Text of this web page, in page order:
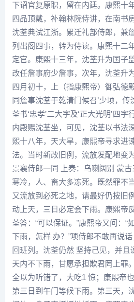
下诏官复原职，留在内廷。康熙十
四品顶戴，补翰林院侍讲，在南书
沈荃典试江浙。累迁礼部侍郎，兼
列出阁四事，转为侍读。康熙十二
定官。康熙十三年，沈荃升为国子
改任詹事府少詹事，次年，沈荃升
四月初十，上（指康熙帝）御弘德
同詹事沈荃于乾清门候召’少顷，
荃书‘忠孝’二大字及‘正大光明’四字
内殿赐沈荃坐，可见，沈荃以书法
熙十八年，天大旱，康熙帝寻求进
法。当时新改旧例，流放发配地变
景襄侍郎一同 上奏：乌喇阔别 蒙
寒冷，人、畜大多冻死。既然罪不
又流放到必死之地，请最好仍按旧
动上天，三日必定会下雨。康熙帝
荃答：“可以保证。”康熙帝又问：“
下雨，怎样 办？”项侍郎不敢再说
回班列。沈荃仍然 坚持己见，并且
天内不下雨，甘愿承担欺君罔上罪
全以为听错了，大吃1 惊；康熙帝
第三日到午门等候下雨。第三天，